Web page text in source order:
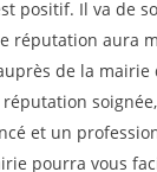
positif. Il va de
réputation aura
de la mairie
et un
pourra vous